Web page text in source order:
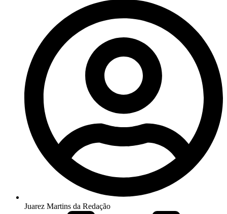
Juarez Martins da Redação